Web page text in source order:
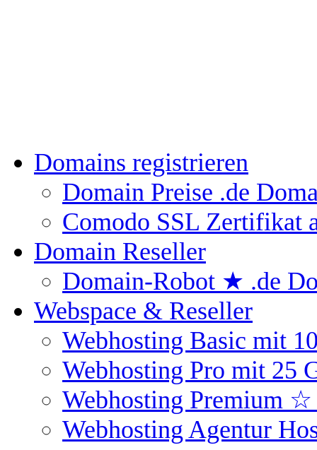
Domains registrieren
Domain Preise .de
Comodo SSL Zertifikat
Domain Reseller
Domain-Robot ★ .de
Webspace & Reseller
Webhosting Basic mit
Webhosting Pro mit 25
Webhosting Premium
Webhosting Agentur